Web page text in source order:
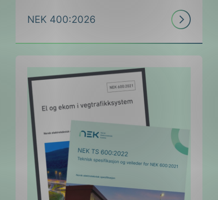
NEK 400:2026
Les
mer